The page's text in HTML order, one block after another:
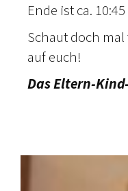
Ende ist ca.
Schaut doch
auf euch!
Das Eltern-